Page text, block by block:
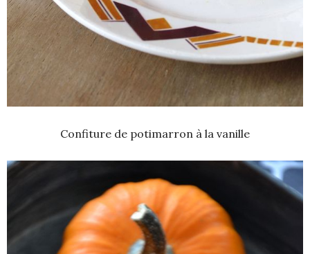
Confiture de potimarron à la vanille